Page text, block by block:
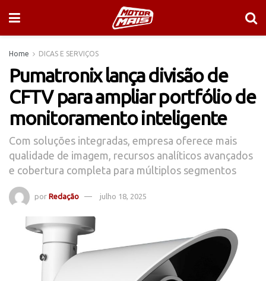
Home DICAS E SERVIÇOS
Pumatronix lança divisão de
CFTV para ampliar portfólio de
monitoramento inteligente
Com soluções integradas, empresa oferece mais
qualidade de imagem, recursos analíticos avançados
e cobertura completa para múltiplos segmentos
por Redação julho 18, 2025